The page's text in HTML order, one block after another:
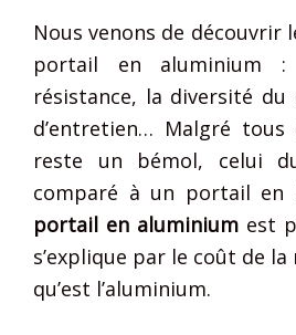
Nous venons de découvrir
portail en aluminium
résistance, la diversité
d’entretien… Malgré tous
reste un bémol, celui
comparé à un portail en
portail en aluminium est
s’explique par le coût de
qu’est l’aluminium.